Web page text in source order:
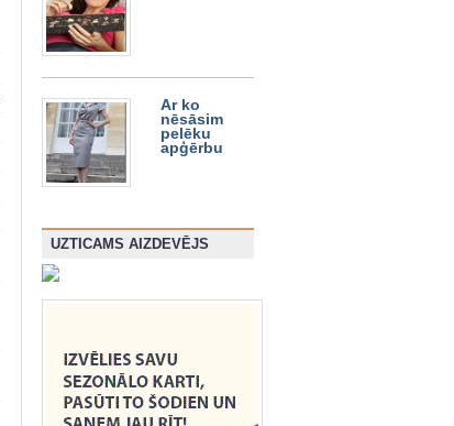
Ar ko
nēsāsim
pelēku
apģērbu
UZTICAMS AIZDEVĒJS